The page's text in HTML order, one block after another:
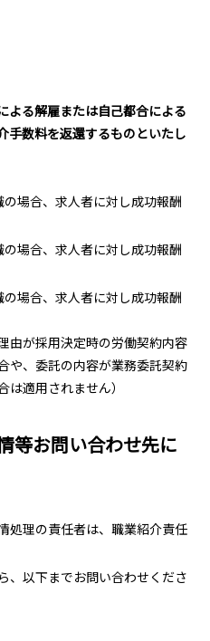
よる解雇または自己都合による
手数料を返還するものといたし
場合、求人者に対し成功報酬
場合、求人者に対し成功報酬
場合、求人者に対し成功報酬
由が採用決定時の労働契約内容
や、委託の内容が業務委託契約
適用されません）
等お問い合わせ先に
処理の責任者は、職業紹介責任
、以下までお問い合わせくださ